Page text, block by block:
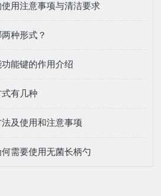
用注意事项与清洁要求
种形式？
能键的作用介绍
有几种
及使用和注意事项
需要使用无菌长柄勺